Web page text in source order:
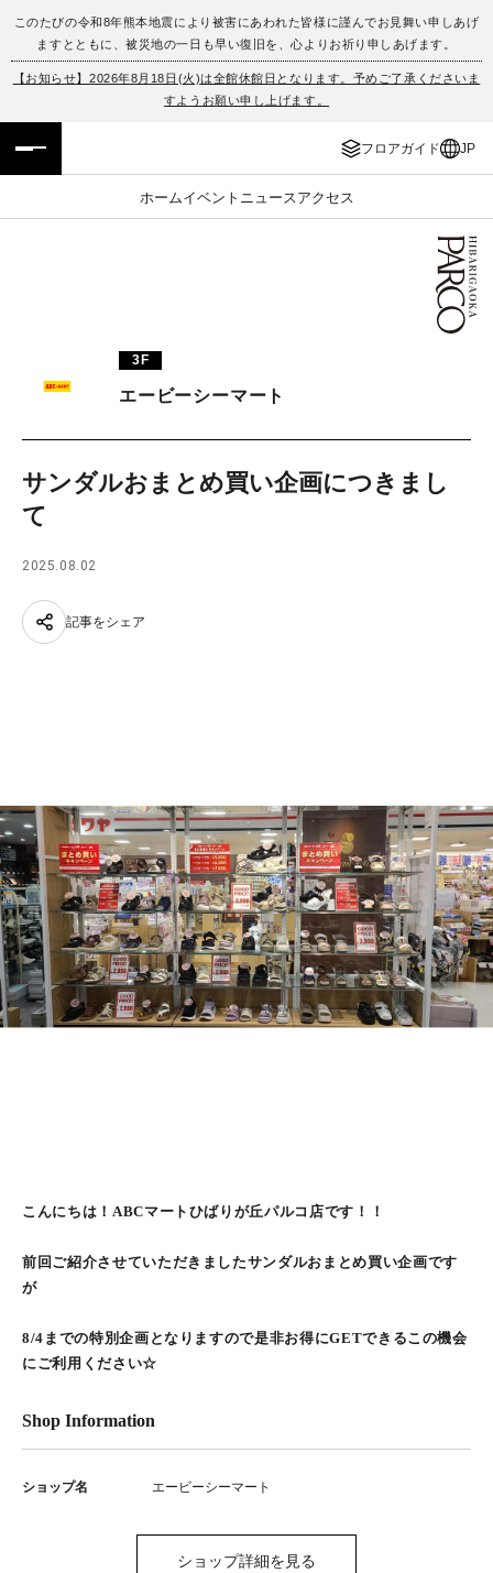
このたびの令和8年熊本地震により被害にあわれた皆様に謹んでお見舞い申しあげ
ますとともに、被災地の一日も早い復旧を、心よりお祈り申しあげます。
【お知らせ】2026年8月18日(火)は全館休館日となります。予めご了承くださいま
すようお願い申し上げます。
フロアガイド JP
ホームイベント ニュース アクセス
フロアガイド
イベント・ポップアップ
ニュース
PARCOメンバーズ
ENGLISH
簡体字
한국어
3F
エービーシーマート
サンダルおまとめ買い企画につきまし
て
2025.08.02
記事をシェア
こんにちは！ABCマートひばりが丘パルコ店です！！
前回ご紹介させていただきましたサンダルおまとめ買い企画です
が
8/4までの特別企画となりますので是非お得にGETできるこの機会
にご利用ください☆
Shop Information
ショップ名 エービーシーマート
ショップ詳細を見る